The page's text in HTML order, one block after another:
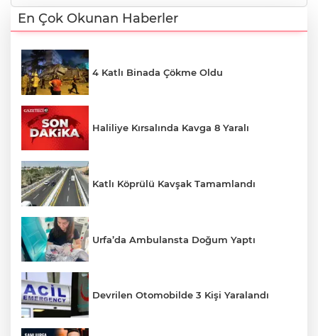
En Çok Okunan Haberler
4 Katlı Binada Çökme Oldu
Haliliye Kırsalında Kavga 8 Yaralı
Katlı Köprülü Kavşak Tamamlandı
Urfa’da Ambulansta Doğum Yaptı
Devrilen Otomobilde 3 Kişi Yaralandı